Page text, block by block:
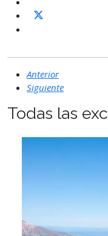
Anterior
Siguiente
Todas las